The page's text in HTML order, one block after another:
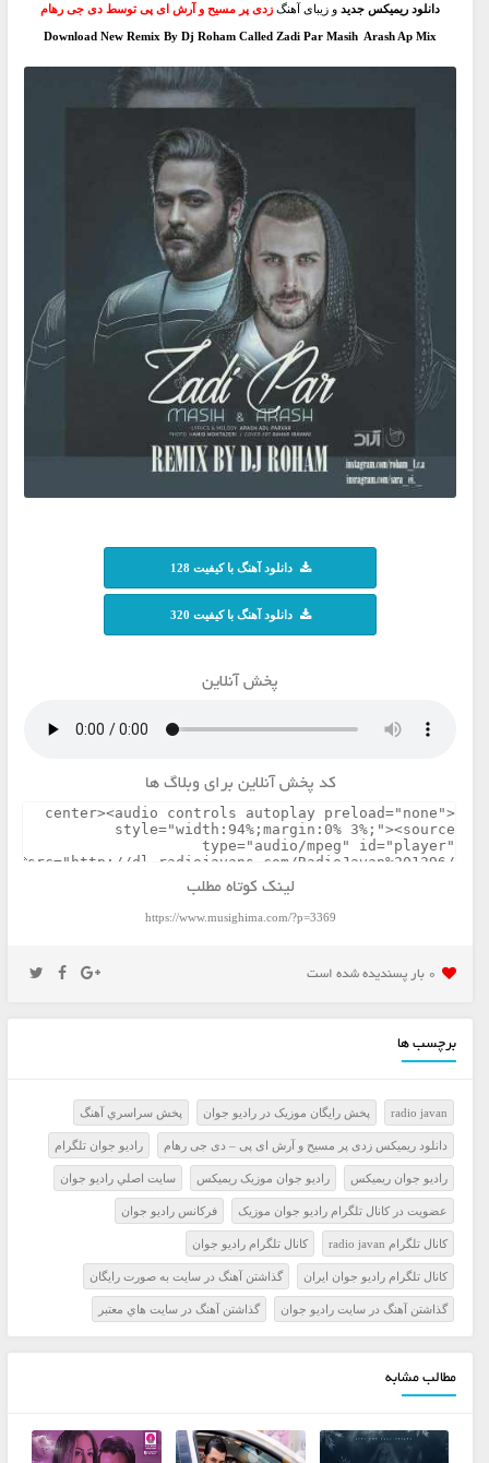
دانلود ریمیکس جدیدو زیبای آهنگزدی پر مسیح و آرش ای پی توسط دی جی رهام
Download New Remix By Dj Roham Called Zadi Par Masih Arash Ap Mix
دانلود آهنگ با کیفیت 128
دانلود آهنگ با کیفیت 320
پخش آنلاین
کد پخش آنلاین برای وبلاگ ها
لینک کوتاه مطلب
https://www.musighima.com/?p=3369
0 بار پسنديده شده است
برچسب ها
radio javan پخش رايگان موزيک در راديو جوان پخش سراسري آهنگ
دانلود ریمیکس زدی پر مسیح و آرش ای پی – دی جی رهام راديو جوان تلگرام
راديو جوان ريميکس راديو جوان موزيک ريميکس سايت اصلي راديو جوان
عضويت در کانال تلگرام راديو جوان موزيک فرکانس راديو جوان
کانال تلگرام radio javan کانال تلگرام راديو جوان
کانال تلگرام راديو جوان ايران گذاشتن آهنگ در سايت به صورت رايگان
گذاشتن آهنگ در سايت راديو جوان گذاشتن آهنگ در سايت هاي معتبر
مطالب مشابه